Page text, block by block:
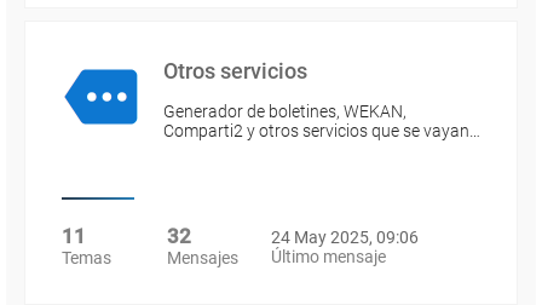
Otros servicios
Generador de boletines, WEKAN,
Comparti2 y otros servicios que se vayan…
11
Temas
32
Mensajes
24 May 2025, 09:06
Último mensaje